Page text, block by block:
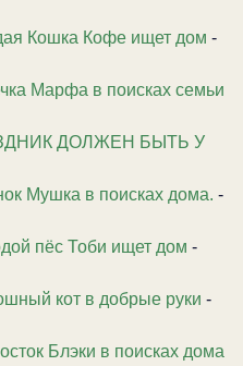
Кошка Кофе ищет дом -
Марфа в поисках семьи
ДОЛЖЕН БЫТЬ У
Мушка в поисках дома. -
пёс Тоби ищет дом -
кот в добрые руки -
Блэки в поисках дома